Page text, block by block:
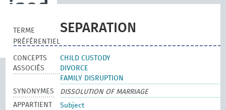
TERME
PRÉFÉRENTIEL
SEPARATION
CONCEPTS
ASSOCIÉS
CHILD CUSTODY
DIVORCE
FAMILY DISRUPTION
SYNONYMES
DISSOLUTION OF MARRIAGE
APPARTIENT
Subject